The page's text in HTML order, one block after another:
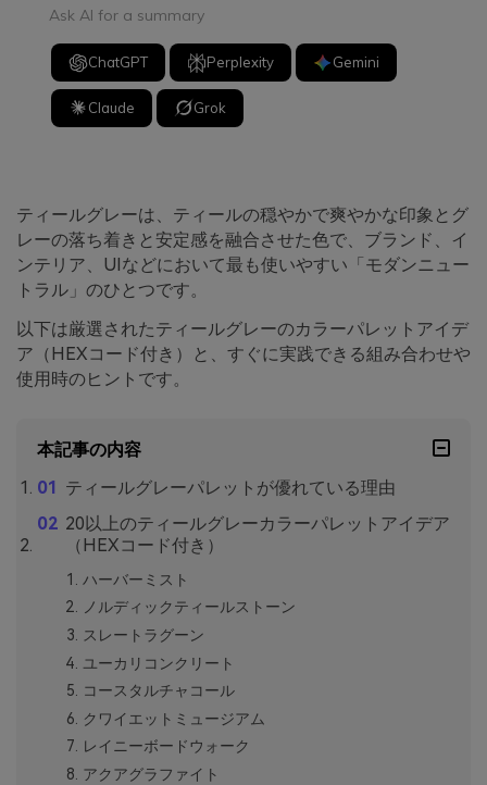
Ask AI for a summary
ChatGPT Perplexity Gemini
Claude Grok
ティールグレーは、ティールの穏やかで爽やかな印象とグ
レーの落ち着きと安定感を融合させた色で、ブランド、イ
ンテリア、UIなどにおいて最も使いやすい「モダンニュー
トラル」のひとつです。
以下は厳選されたティールグレーのカラーパレットアイデ
ア（HEXコード付き）と、すぐに実践できる組み合わせや
使用時のヒントです。
本記事の内容
ティールグレーパレットが優れている理由
20以上のティールグレーカラーパレットアイデア
（HEXコード付き）
ハーバーミスト
ノルディックティールストーン
スレートラグーン
ユーカリコンクリート
コースタルチャコール
クワイエットミュージアム
レイニーボードウォーク
アクアグラファイト